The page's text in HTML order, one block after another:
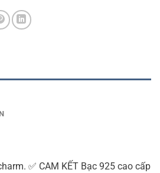
✅ CAM KẾT Bạc 925 cao cấp